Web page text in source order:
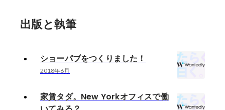
出版と執筆
ショーパブをつくりました！
2018年6月
家賃タダ。New Yorkオフィスで働